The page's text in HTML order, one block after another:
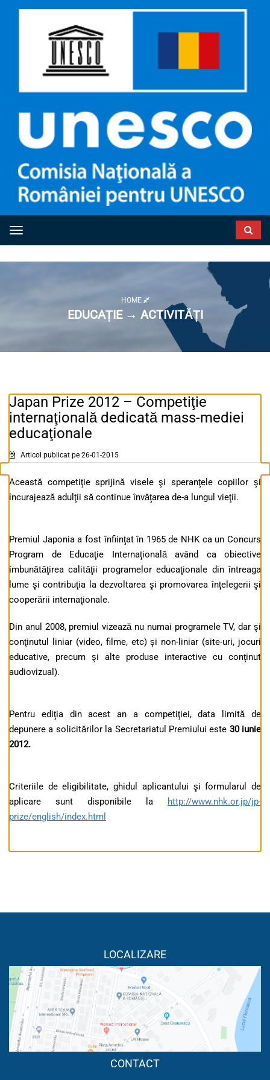
Toggle navigation
HOME
EDUCAȚIE → ACTIVITĂȚI
Japan Prize 2012 – Competiţie
internaţională dedicată mass-mediei
educaţionale
Articol publicat pe 26-01-2015
Această competiţie sprijină visele şi speranţele copiilor şi
încurajează adulţii să continue învăţarea de-a lungul vieţii.
Premiul Japonia a fost înfiinţat în 1965 de NHK ca un Concurs
Program de Educaţie Internaţională având ca obiective
îmbunătăţirea calităţii programelor educaţionale din întreaga
lume şi contribuţia la dezvoltarea şi promovarea înţelegerii şi
cooperării internaţionale.
Din anul 2008, premiul vizează nu numai programele TV, dar şi
conţinutul liniar (video, filme, etc) şi non-liniar (site-uri, jocuri
educative, precum şi alte produse interactive cu conţinut
audiovizual).
Pentru ediţia din acest an a competiţiei, data limită de
depunere a solicitărilor la Secretariatul Premiului este 30 iunie
2012.
Criteriile de eligibilitate, ghidul aplicantului şi formularul de
aplicare sunt disponibile la
http://www.nhk.or.jp/jp-
prize/english/index.html
LOCALIZARE
CONTACT